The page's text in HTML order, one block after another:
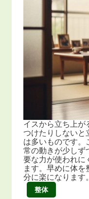
イスから立ち上が
つけたりしないと
は多いものです。
常の動きが少しず
要な力が使われに
ます。早めに体
分に楽になります。
整体